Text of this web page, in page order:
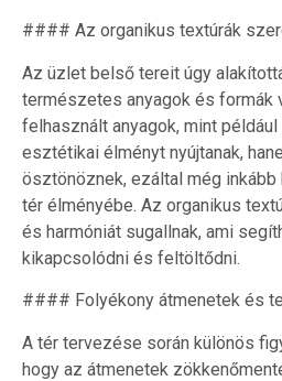
#### Az organikus textúrák
Az üzlet belső tereit úgy
természetes anyagok és formák
felhasznált anyagok, mint
esztétikai élményt nyújtanak,
ösztönöznek, ezáltal még inkább
tér élményébe. Az organikus
és harmóniát sugallnak, ami
kikapcsolódni és feltöltődni.
#### Folyékony átmenetek és
A tér tervezése során különös
hogy az átmenetek